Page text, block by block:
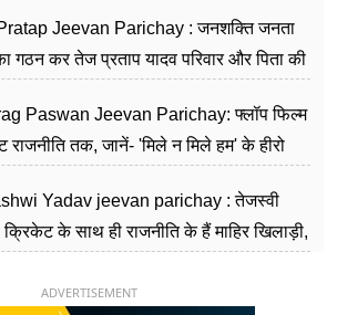
Jeevan Parichay : जनशक्ति जनता
गठन कर तेज प्रताप यादव परिवार और पिता की
Paswan Jeevan Parichay: फ्लॉप फिल्म
राजनीति तक, जानें- 'मिले न मिले हम' के हीरो
Yadav jeevan parichay : तेजस्वी
क्रिकेट के साथ ही राजनीति के हैं माहिर खिलाड़ी,
ADVERTISEMENT